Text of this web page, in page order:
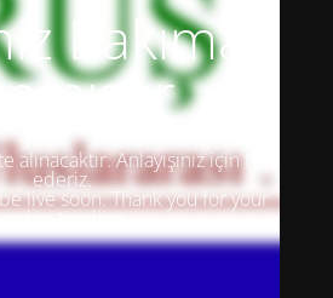
Bakıma
Anlayışınız için teşekkür
ederiz.
live soon. Thank you for your